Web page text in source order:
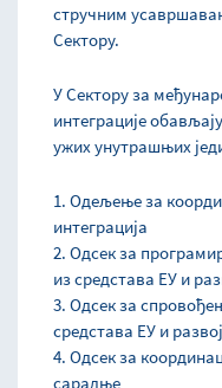
стручним
Сектору.
У Сектору за
интеграције
ужих унутрашњих
1. Одељење за
интеграција
2. Одсек за
из средстава ЕУ и
3. Одсек за
средстава ЕУ и
4. Одсек за
сарадње